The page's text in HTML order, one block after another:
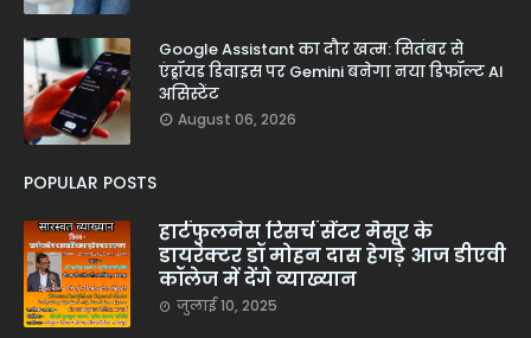
Google Assistant का दौर खत्म: सितंबर से
एंड्रॉयड डिवाइस पर Gemini बनेगा नया डिफॉल्ट AI
असिस्टेंट
August 06, 2026
POPULAR POSTS
हार्टफुलनेस रिसर्च सेंटर मैसूर के
डायरेक्टर डॉ मोहन दास हेगड़े आज डीएवी
कॉलेज में देंगे व्याख्यान
जुलाई 10, 2025